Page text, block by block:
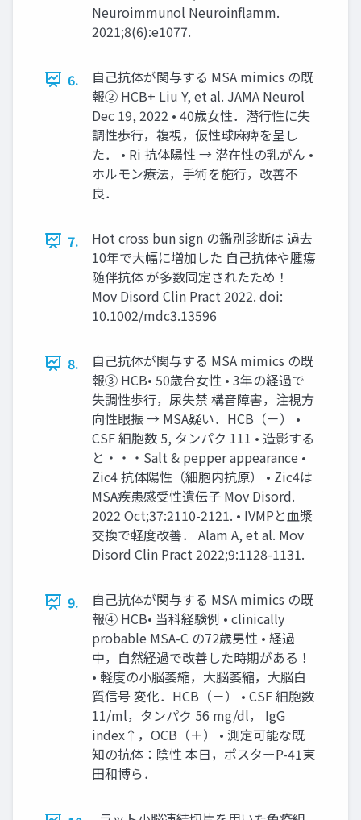
Neuroimmunol Neuroinflamm.
2021;8(6):e1077.
6.
自己抗体が関与する MSA mimics の既
報② HCB+ Liu Y, et al. JAMA Neurol
Dec 19, 2022 • 40歳女性．潜行性に失
調性歩行，複視，仮性球麻痺を呈し
た． • Ri 抗体陽性 → 潜在性の乳がん •
ホルモン療法，手術を施行，改善不
良．
7.
Hot cross bun sign の鑑別診断は 過去
10年で大幅に増加した 自己抗体や腫瘍
随伴抗体 が多数同定されたため！
Mov Disord Clin Pract 2022. doi:
10.1002/mdc3.13596
8.
自己抗体が関与する MSA mimics の既
報③ HCB• 50歳台女性 • 3年の経過で
失調性歩行，尿失禁 構音障害，注視方
向性眼振 → MSA疑い．HCB（－） •
CSF 細胞数 5, タンパク 111 • 造影する
と・・・Salt & pepper appearance •
Zic4 抗体陽性（細胞内抗原） • Zic4は
MSA疾患感受性遺伝子 Mov Disord.
2022 Oct;37:2110-2121. • IVMPと血漿
交換で軽度改善． Alam A, et al. Mov
Disord Clin Pract 2022;9:1128-1131.
9.
自己抗体が関与する MSA mimics の既
報④ HCB• 当科経験例 • clinically
probable MSA-C の72歳男性 • 経過
中，自然経過で改善した時期がある！
• 軽度の小脳萎縮，大脳萎縮，大脳白
質信号 変化．HCB（－） • CSF 細胞数
11/ml，タンパク 56 mg/dl， IgG
index↑，OCB（＋） • 測定可能な既
知の抗体：陰性 本日，ポスターP-41東
田和博ら．